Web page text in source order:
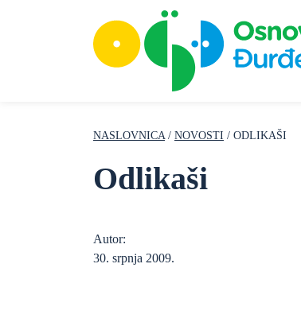
NASLOVNICA / NOVOSTI / ODLIKAŠI
Odlikaši
Autor:
30. srpnja 2009.